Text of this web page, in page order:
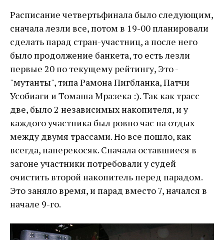
Расписание четвертьфинала было следующим,
сначала лезли все, потом в 19-00 планировали
сделать парад стран-участниц, а после него
было продолжение банкета, то есть лезли
первые 20 по текущему рейтингу, Это -
"мутанты", типа Рамона Пигбланка, Патчи
Усобиаги и Томаша Мразека :). Так как трасс
две, было 2 независимых накопителя, и у
каждого участника был ровно час на отдых
между двумя трассами. Но все пошло, как
всегда, наперекосяк. Сначала оставшиеся в
загоне участники потребовали у судей
очистить второй накопитель перед парадом.
Это заняло время, и парад вместо 7, начался в
начале 9-го.